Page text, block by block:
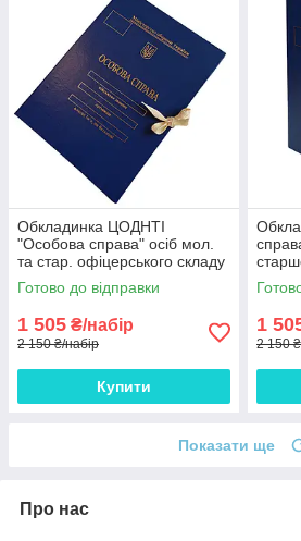
Обкладинка ЦОДНТІ
"Особова справа" осіб мол.
та стар. офіцерського складу
А4, без клап, бумвініл з
тисненням під золото
10мм*10 шт
Готово до відправки
1 505 ₴/набір
2 150 ₴/набір
Купити
без
1
2 150
Показати ще
Про нас